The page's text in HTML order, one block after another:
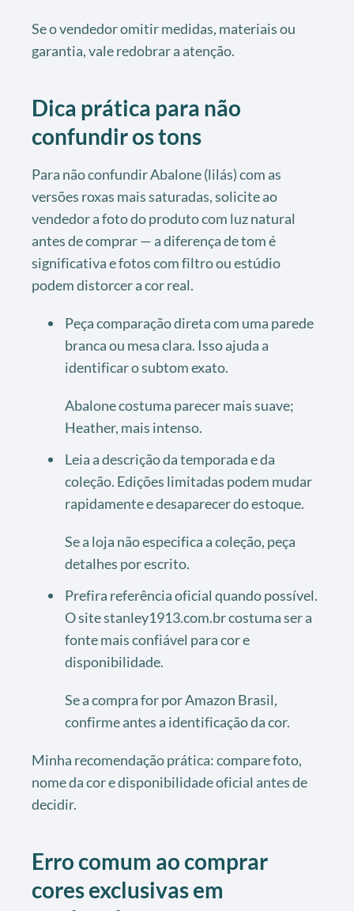
Se o vendedor omitir medidas, materiais ou
garantia, vale redobrar a atenção.
Dica prática para não
confundir os tons
Para não confundir Abalone (lilás) com as
versões roxas mais saturadas, solicite ao
vendedor a foto do produto com luz natural
antes de comprar — a diferença de tom é
significativa e fotos com filtro ou estúdio
podem distorcer a cor real.
Peça comparação direta com uma parede
branca ou mesa clara. Isso ajuda a
identificar o subtom exato.
Abalone costuma parecer mais suave;
Heather, mais intenso.
Leia a descrição da temporada e da
coleção. Edições limitadas podem mudar
rapidamente e desaparecer do estoque.
Se a loja não especifica a coleção, peça
detalhes por escrito.
Prefira referência oficial quando possível.
O site stanley1913.com.br costuma ser a
fonte mais confiável para cor e
disponibilidade.
Se a compra for por Amazon Brasil,
confirme antes a identificação da cor.
Minha recomendação prática: compare foto,
nome da cor e disponibilidade oficial antes de
decidir.
Erro comum ao comprar
cores exclusivas em